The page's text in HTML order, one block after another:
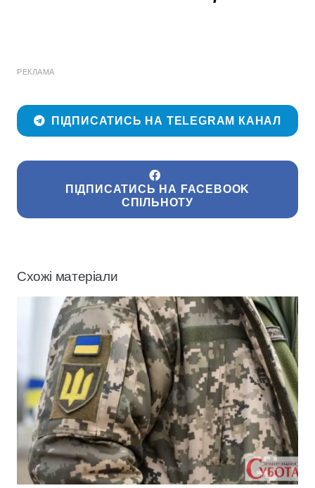
РЕКЛАМА
ПІДПИСАТИСЬ НА TELEGRAM КАНАЛ
ПІДПИСАТИСЬ НА FACEBOOK
СПІЛЬНОТУ
Схожі матеріали